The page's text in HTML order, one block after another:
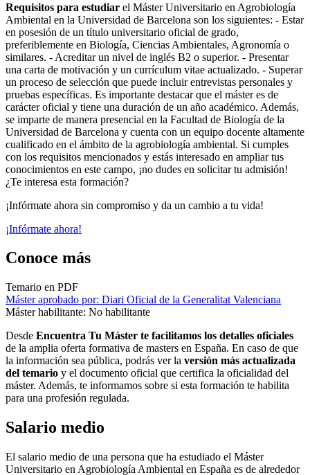
Requisitos para estudiar el Máster Universitario en Agrobiología
Ambiental en la Universidad de Barcelona son los siguientes: - Estar
en posesión de un título universitario oficial de grado,
preferiblemente en Biología, Ciencias Ambientales, Agronomía o
similares. - Acreditar un nivel de inglés B2 o superior. - Presentar
una carta de motivación y un currículum vitae actualizado. - Superar
un proceso de selección que puede incluir entrevistas personales y
pruebas específicas. Es importante destacar que el máster es de
carácter oficial y tiene una duración de un año académico. Además,
se imparte de manera presencial en la Facultad de Biología de la
Universidad de Barcelona y cuenta con un equipo docente altamente
cualificado en el ámbito de la agrobiología ambiental. Si cumples
con los requisitos mencionados y estás interesado en ampliar tus
conocimientos en este campo, ¡no dudes en solicitar tu admisión!
¿Te interesa esta formación?
¡Infórmate ahora sin compromiso y da un cambio a tu vida!
¡Infórmate ahora!
Conoce más
Temario en PDF
Máster aprobado por: Diari Oficial de la Generalitat Valenciana
Máster habilitante: No habilitante
Desde Encuentra Tu Máster te facilitamos los detalles oficiales
de la amplia oferta formativa de masters en España. En caso de que
la información sea pública, podrás ver la versión más actualizada
del temario y el documento oficial que certifica la oficialidad del
máster. Además, te informamos sobre si esta formación te habilita
para una profesión regulada.
Salario medio
El salario medio de una persona que ha estudiado el Máster
Universitario en Agrobiología Ambiental en España es de alrededor